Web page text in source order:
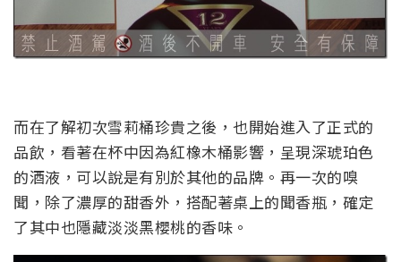
而在了解初次雪莉桶珍貴之後，也開始進入了正式的
品飲，看著在杯中因為紅橡木桶影響，呈現深琥珀色
的酒液，可以說是有別於其他的品牌。再一次的嗅
聞，除了濃厚的甜香外，搭配著桌上的聞香瓶，確定
了其中也隱藏淡淡黑櫻桃的香味。